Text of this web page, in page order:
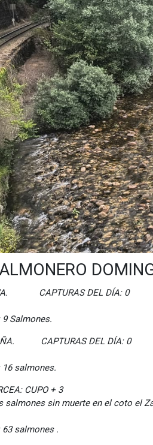
CAPTURAS DEL DÍA: 0
9 Salmones.
CAPTURAS DEL DÍA: 0
16 salmones.
CUPO + 3
salmones sin muerte en el coto el
63 salmones .